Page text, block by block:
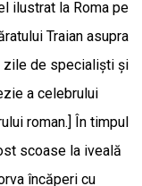
ilustrat la Roma pe
Traian asupra
zile de specialiști și
a celebrului
roman.] În timpul
scoase la iveală
încăperi cu